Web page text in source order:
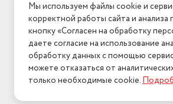
Мы используем файлы cookie и
корректной работы сайта и
кнопку «Согласен на обработку
даете согласие на использование
обработку данных с помощью
можете отказаться от
только необходимые cookie.